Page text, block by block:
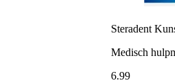
Steradent
Medisch
6.99